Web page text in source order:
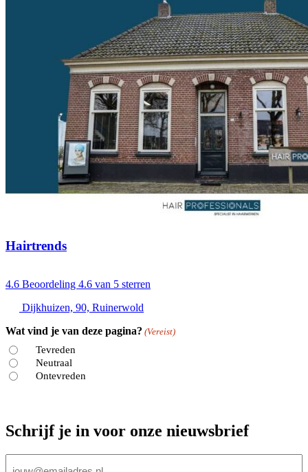
Hairtrends
4.6 Beoordeling 4.6 van 5 sterren
Dijkhuizen, 90, Ruinerwold
Wat vind je van deze pagina? (Vereist)
Tevreden
Neutraal
Ontevreden
Schrijf je in voor onze nieuwsbrief